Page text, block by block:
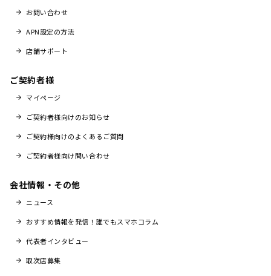
お問い合わせ
APN設定の方法
店舗サポート
ご契約者様
マイページ
ご契約者様向けのお知らせ
ご契約様向けのよくあるご質問
ご契約者様向け問い合わせ
会社情報・その他
ニュース
おすすめ情報を発信！誰でもスマホコラム
代表者インタビュー
取次店募集